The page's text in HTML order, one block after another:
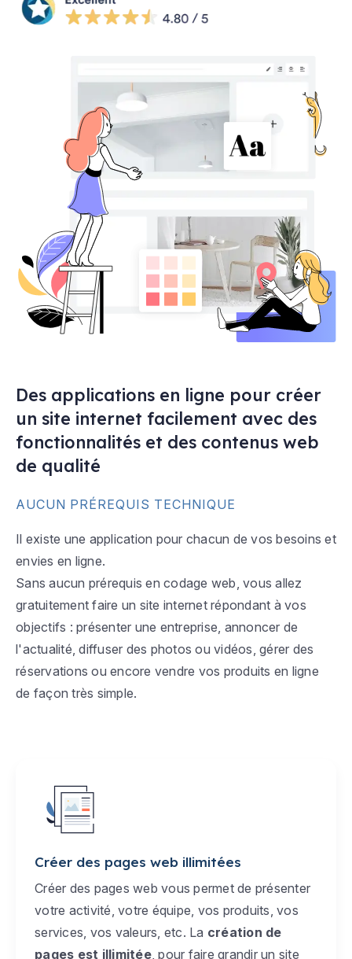
Des applications en ligne pour créer
un site internet facilement avec des
fonctionnalités et des contenus web
de qualité
AUCUN PRÉREQUIS TECHNIQUE
Il existe une application pour chacun de vos besoins et
envies en ligne.
Sans aucun prérequis en codage web, vous allez
gratuitement faire un site internet répondant à vos
objectifs : présenter une entreprise, annoncer de
l'actualité, diffuser des photos ou vidéos, gérer des
réservations ou encore vendre vos produits en ligne
de façon très simple.
Créer des pages web illimitées
Créer des pages web vous permet de présenter
votre activité, votre équipe, vos produits, vos
services, vos valeurs, etc. La création de
pages est illimitée, pour faire grandir un site